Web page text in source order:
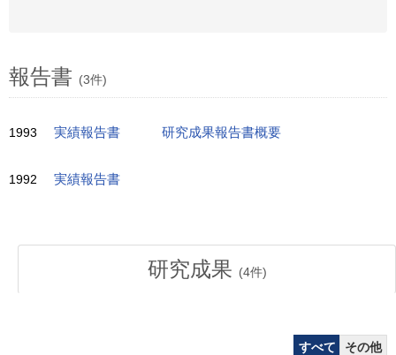
報告書 (3件)
1993 実績報告書 研究成果報告書概要
1992 実績報告書
研究成果 (4件)
すべて
その他